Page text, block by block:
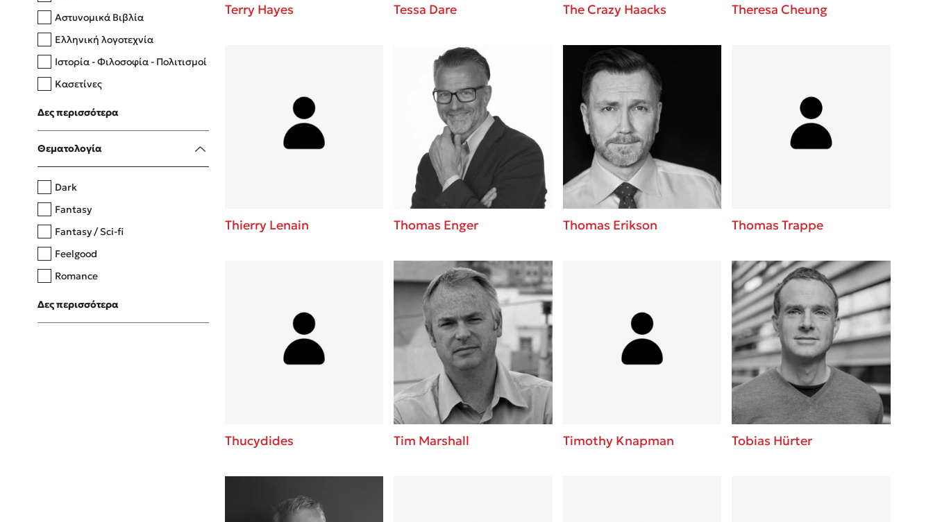
Δανάη Δεληγεώργη
Πάνω, κάτω, μπροστά, πίσω
Η μέθοδος Αφήστε τους
Αστυνομικά Βιβλία
Ελληνική λογοτεχνία
Ιστορία - Φιλοσοφία - Πολιτισμοί
Κασετίνες
Λευκώματα - Έγχρωμοι οδηγοί
Μαγειρική
Δες περισσότερα
Θεματολογία
Dark
Fantasy
Fantasy / Sci-fi
Feelgood
Romance
Upmarket
Young Adult
Δες περισσότερα
Terry Hayes Tessa Dare The Crazy Haacks Theresa Cheung
Thierry Lenain Thomas Enger Thomas Erikson Thomas Trappe
Thucydides Tim Marshall Timothy Knapman Tobias Hürter